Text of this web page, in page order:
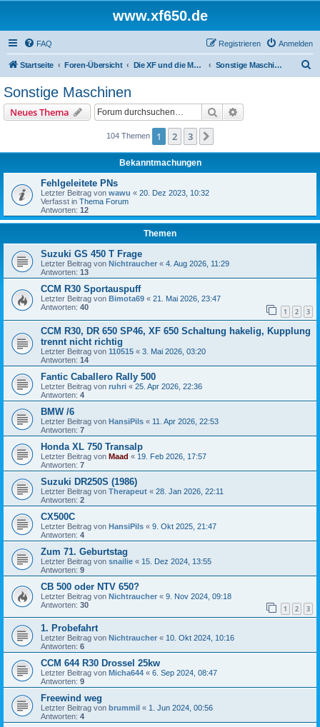
www.xf650.de
FAQ Anmelden
Registrieren
Startseite Foren-Übersicht Die XF und die Moppeds der ehemaligen XF-Treiber Sonstige Maschinen
Sonstige Maschinen
Neues Thema Suche
104 Themen 1 2 3
Bekanntmachungen
Fehlgeleitete PNs
Letzter Beitrag von wawu « 20. Dez 2023, 10:32
Verfasst in Thema Forum
Antworten: 12
Themen
Suzuki GS 450 T Frage
Letzter Beitrag von Nichtraucher « 4. Aug 2026, 11:29
Antworten: 13
CCM R30 Sportauspuff
Letzter Beitrag von Bimota69 « 21. Mai 2026, 23:47
Antworten: 40 1 2 3
CCM R30, DR 650 SP46, XF 650 Schaltung hakelig, Kupplung
trennt nicht richtig
Letzter Beitrag von 110515 « 3. Mai 2026, 03:20
Antworten: 14
Fantic Caballero Rally 500
Letzter Beitrag von ruhri « 25. Apr 2026, 22:36
Antworten: 4
BMW /6
Letzter Beitrag von HansiPils « 11. Apr 2026, 22:53
Antworten: 7
Honda XL 750 Transalp
Letzter Beitrag von Maad « 19. Feb 2026, 17:57
Antworten: 7
Suzuki DR250S (1986)
Letzter Beitrag von Therapeut « 28. Jan 2026, 22:11
Antworten: 2
CX500C
Letzter Beitrag von HansiPils « 9. Okt 2025, 21:47
Antworten: 4
Zum 71. Geburtstag
Letzter Beitrag von snailie « 15. Dez 2024, 13:55
Antworten: 9
CB 500 oder NTV 650?
Letzter Beitrag von Nichtraucher « 9. Nov 2024, 09:18
Antworten: 30 1 2 3
1. Probefahrt
Letzter Beitrag von Nichtraucher « 10. Okt 2024, 10:16
Antworten: 6
CCM 644 R30 Drossel 25kw
Letzter Beitrag von Micha644 « 6. Sep 2024, 08:47
Antworten: 9
Freewind weg
Letzter Beitrag von brummil « 1. Jun 2024, 00:56
Antworten: 4